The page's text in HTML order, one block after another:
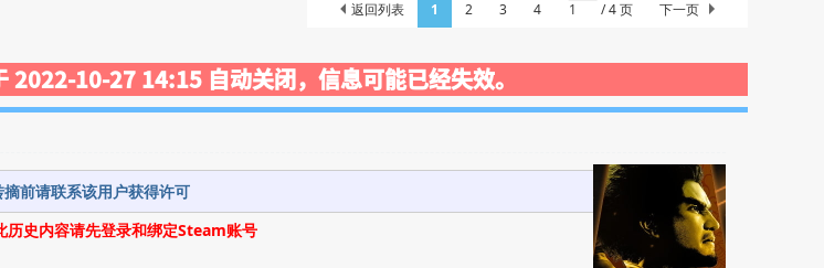
1 2 3 4 / 4 页 下一页
返回列表
10-27 14:15 自动关闭，信息可能已经失效。
前请联系该用户获得许可
历史内容请先登录和绑定Steam账号